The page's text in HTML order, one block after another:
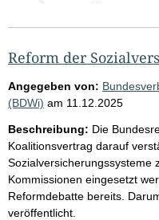
Reform der
Angegeben von:
(BDWi) am 11.12.2025
Beschreibung: Die
Koalitionsvertrag darauf
Sozialversicherungssysteme
Kommissionen eingesetzt
Reformdebatte bereits.
veröffentlicht.